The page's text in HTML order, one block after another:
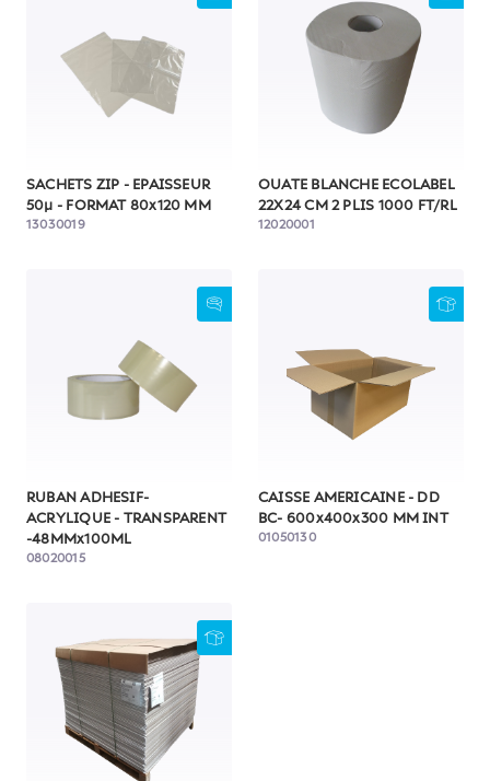
SACHETS ZIP - EPAISSEUR
50µ - FORMAT 80x120 MM
13030019
OUATE BLANCHE ECOLABEL
22X24 CM 2 PLIS 1000 FT/RL
12020001
RUBAN ADHESIF-
ACRYLIQUE - TRANSPARENT
-48MMx100ML
08020015
CAISSE AMERICAINE - DD
BC- 600x400x300 MM INT
01050130